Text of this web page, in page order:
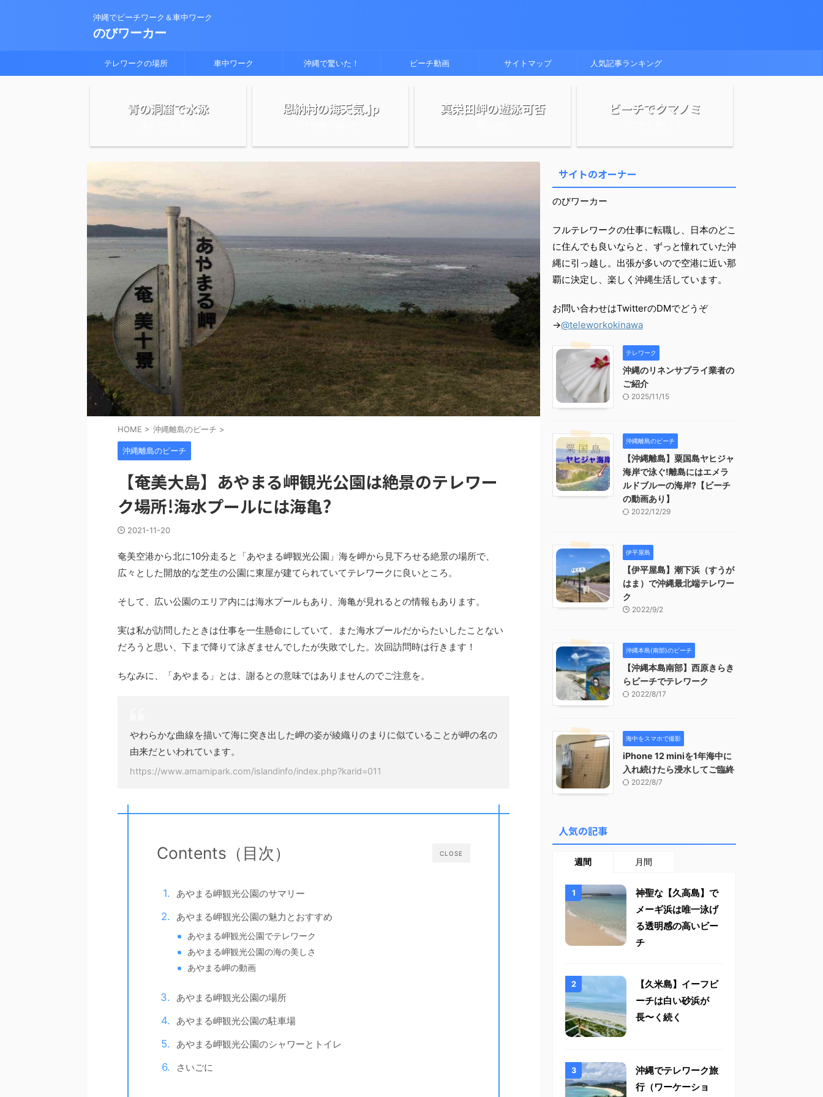
沖縄でビーチワーク＆車中ワーク
のびワーカー
テレワークの場所 車中ワーク 沖縄で驚いた！ ビーチ動画 サイトマップ 人気記事ランキング
青の洞窟で水泳 恩納村の海天気.jp 真栄田岬の遊泳可否 ビーチでクマノミ
HOME > 沖縄離島のビーチ >
沖縄離島のビーチ
【奄美大島】あやまる岬観光公園は絶景のテレワー
ク場所!海水プールには海亀?
2021-11-20
奄美空港から北に10分走ると「あやまる岬観光公園」海を岬から見下ろせる絶景の場所で、
広々とした開放的な芝生の公園に東屋が建てられていてテレワークに良いところ。
そして、広い公園のエリア内には海水プールもあり、海亀が見れるとの情報もあります。
実は私が訪問したときは仕事を一生懸命にしていて、また海水プールだからたいしたことない
だろうと思い、下まで降りて泳ぎませんでしたが失敗でした。次回訪問時は行きます！
ちなみに、「あやまる」とは、謝るとの意味ではありませんのでご注意を。
やわらかな曲線を描いて海に突き出した岬の姿が綾織りのまりに似ていることが岬の名の
由来だといわれています。
https://www.amamipark.com/islandinfo/index.php?karid=011
CLOSE
Contents（目次）
あやまる岬観光公園のサマリー
あやまる岬観光公園の魅力とおすすめ
あやまる岬観光公園でテレワーク
あやまる岬観光公園の海の美しさ
あやまる岬の動画
あやまる岬観光公園の場所
あやまる岬観光公園の駐車場
あやまる岬観光公園のシャワーとトイレ
さいごに
サイトのオーナー
のびワーカー
フルテレワークの仕事に転職し、日本のどこ
に住んでも良いならと、ずっと憧れていた沖
縄に引っ越し。出張が多いので空港に近い那
覇に決定し、楽しく沖縄生活しています。
お問い合わせはTwitterのDMでどうぞ
→@teleworkokinawa
テレワーク
沖縄のリネンサプライ業者の
ご紹介
2025/11/15
沖縄離島のビーチ
【沖縄離島】粟国島ヤヒジャ
海岸で泳ぐ!離島にはエメラ
ルドブルーの海岸?【ビーチ
の動画あり】
2022/12/29
伊平屋島
【伊平屋島】潮下浜（すうが
はま）で沖縄最北端テレワー
ク
2022/9/2
沖縄本島(南部)のビーチ
【沖縄本島南部】西原きらき
らビーチでテレワーク
2022/8/17
海中をスマホで撮影
iPhone 12 miniを1年海中に
入れ続けたら浸水してご臨終
2022/8/7
人気の記事
週間 月間
神聖な【久高島】で
メーギ浜は唯一泳げ
る透明感の高いビー
チ
【久米島】イーフビ
ーチは白い砂浜が
長〜く続く
沖縄でテレワーク旅
行（ワーケーショ